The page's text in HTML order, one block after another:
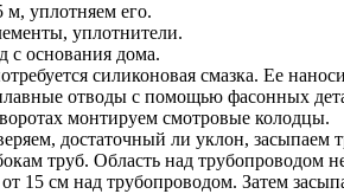
уплотняем его.
уплотнители.
с основания дома.
силиконовая смазка. Ее
отводы с помощью фасонных
монтируем смотровые колодцы.
достаточный ли уклон, засыпаем
труб. Область над трубопроводом
15 см над трубопроводом. Затем